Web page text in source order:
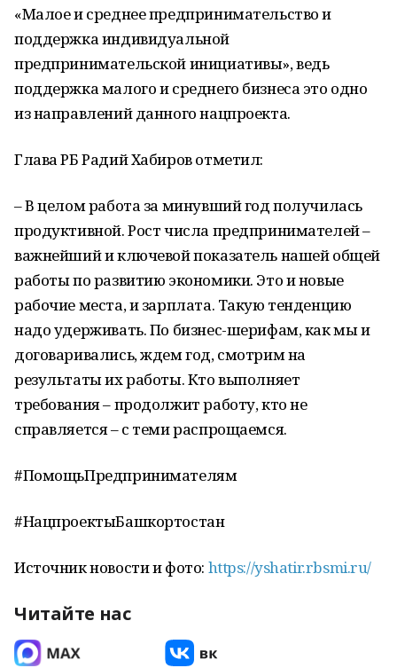
«Малое и среднее предпринимательство и
поддержка индивидуальной
предпринимательской инициативы», ведь
поддержка малого и среднего бизнеса это одно
из направлений данного нацпроекта.
Глава РБ Радий Хабиров отметил:
– В целом работа за минувший год получилась
продуктивной. Рост числа предпринимателей –
важнейший и ключевой показатель нашей общей
работы по развитию экономики. Это и новые
рабочие места, и зарплата. Такую тенденцию
надо удерживать. По бизнес-шерифам, как мы и
договаривались, ждем год, смотрим на
результаты их работы. Кто выполняет
требования – продолжит работу, кто не
справляется – с теми распрощаемся.
#ПомощьПредпринимателям
#НацпроектыБашкортостан
Источник новости и фото: https://yshatir.rbsmi.ru/
Читайте нас